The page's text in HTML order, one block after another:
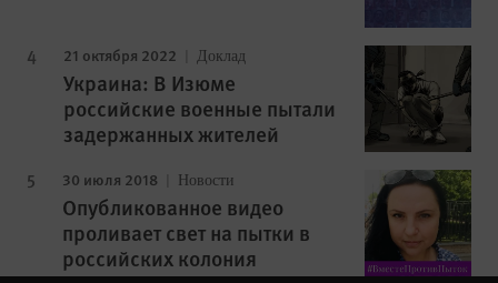
21 октября 2022 Доклад
Украина: В Изюме
российские военные пытали
задержанных жителей
30 июля 2018 Новости
Опубликованное видео
проливает свет на пытки в
российских колония